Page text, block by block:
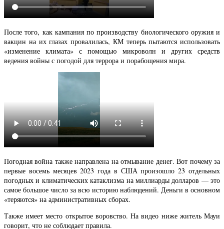
После того, как кампания по производству биологического оружия и
вакцин на их глазах провалилась, КМ теперь пытаются использовать
«изменение климата» с помощью микроволн и других средств
ведения войны с погодой для террора и порабощения мира.
Погодная война также направлена на отмывание денег. Вот почему за
первые восемь месяцев 2023 года в США произошло 23 отдельных
погодных и климатических катаклизма на миллиарды долларов — это
самое большое число за всю историю наблюдений. Деньги в основном
«теряются» на административных сборах.
Также имеет место открытое воровство. На видео ниже житель Мауи
говорит, что не соблюдает правила.